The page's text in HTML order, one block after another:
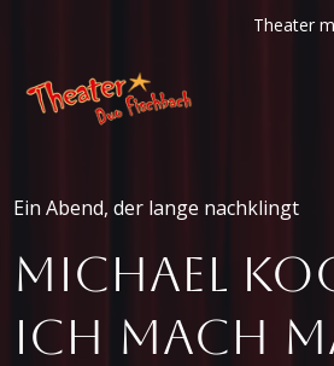
Theater
Ein Abend, der lange nachklingt
Michael
Ich mach